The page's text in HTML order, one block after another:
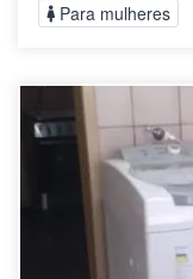
Para mulheres